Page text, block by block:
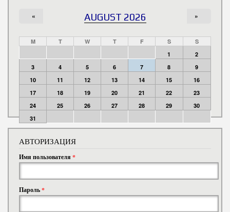
AUGUST 2026
« »
M T W T F S
S
1
2
3
4 5 6 7 8
9
10
11 12 13 14 15
16
17
18 19 20 21 22
23
24
25 26 27 28 29
30
31
АВТОРИЗАЦИЯ
Имя пользователя *
Пароль*